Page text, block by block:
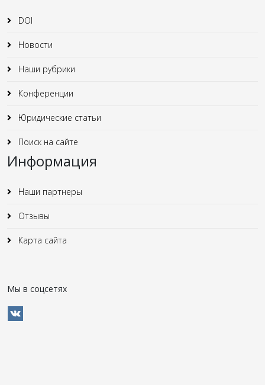
DOI
Новости
Наши рубрики
Конференции
Юридические статьи
Поиск на сайте
Информация
Наши партнеры
Отзывы
Карта сайта
Мы в соцсетях